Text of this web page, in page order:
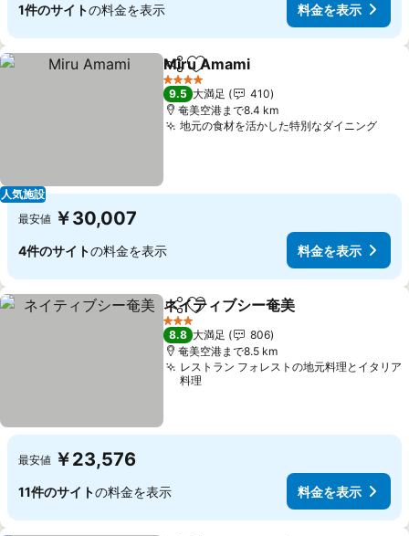
1件のサイトの料金を表示 料金を表示
人気施設
シェアお気に入りに追加
Miru Amami
4 ホテルのランク
9.5 大満足
410
奄美空港まで8.4 km
地元の食材を活かした特別なダイニング
最安値 ￥30,007
4件のサイトの料金を表示 料金を表示
シェアお気に入りに追加
ネイティブシー奄美
3 ホテルのランク
8.8 大満足
806
奄美空港まで8.5 km
レストラン フォレストの地元料理とイタリア
料理
最安値 ￥23,576
11件のサイトの料金を表示 料金を表示